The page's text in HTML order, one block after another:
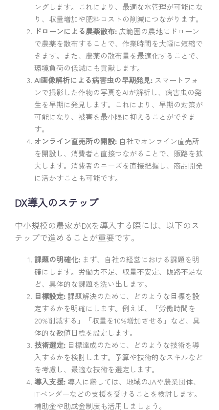
ングします。これにより、最適な水管理が可能にな
り、収量増加や肥料コストの削減につながります。
ドローンによる農薬散布: 広範囲の農地にドローン
で農薬を散布することで、作業時間を大幅に短縮で
きます。また、農薬の散布量を最適化することで、
環境負荷の低減にも貢献します。
AI画像解析による病害虫の早期発見: スマートフォ
ンで撮影した作物の写真をAIが解析し、病害虫の発
生を早期に発見します。これにより、早期の対策が
可能になり、被害を最小限に抑えることができま
す。
オンライン直売所の開設: 自社でオンライン直売所
を開設し、消費者と直接つながることで、販路を拡
大します。消費者のニーズを直接把握し、商品開発
に活かすことも可能です。
DX導入のステップ
中小規模の農家がDXを導入する際には、以下のス
テップで進めることが重要です。
課題の明確化: まず、自社の経営における課題を明
確にします。労働力不足、収量不安定、販路不足な
ど、具体的な課題を洗い出します。
目標設定: 課題解決のために、どのような目標を設
定するかを明確にします。例えば、「労働時間を
20%削減する」「収量を10%増加させる」など、具
体的な数値目標を設定します。
技術選定: 目標達成のために、どのような技術を導
入するかを検討します。予算や技術的なスキルなど
を考慮し、最適な技術を選定します。
導入支援: 導入に際しては、地域のJAや農業団体、
ITベンダーなどの支援を受けることを検討します。
補助金や助成金制度も活用しましょう。